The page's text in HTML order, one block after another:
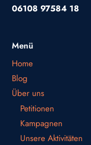
06108 97584 18
Menü
Home
Blog
Über uns
Petitionen
Kampagnen
Unsere Aktivitäten